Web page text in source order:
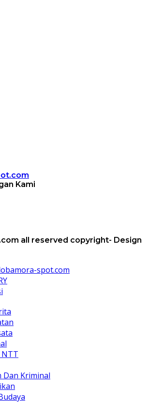
Kami
all reserved copyright- Design
spot.com
Dan Kriminal